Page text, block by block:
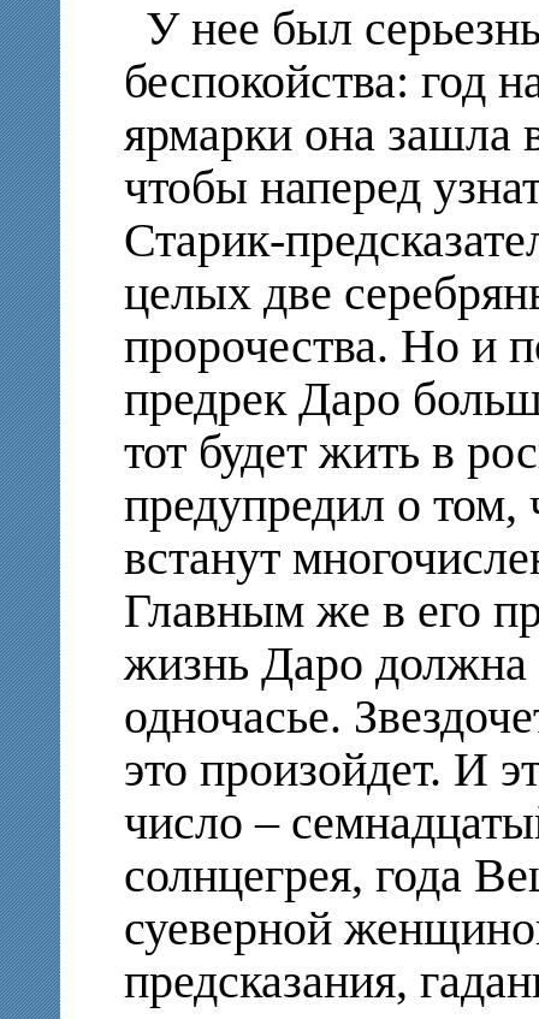
У нее был
беспокойства: год
ярмарки она зашла
чтобы наперед
Старик-
целых две
пророчества. Но и
предрек Даро
тот будет жить в
предупредил о том,
встанут
Главным же в его
жизнь Даро должна
одночасье.
это произойдет. И
число –
солнцегрея, года
суеверной
предсказания,